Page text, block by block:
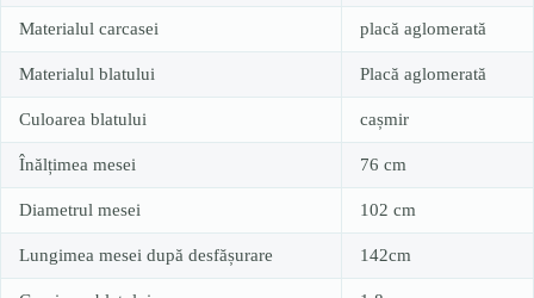
Materialul carcasei placă aglomerată
Materialul blatului Placă aglomerată
Culoarea blatului cașmir
Înălțimea mesei 76 cm
Diametrul mesei 102 cm
Lungimea mesei după desfășurare 142cm